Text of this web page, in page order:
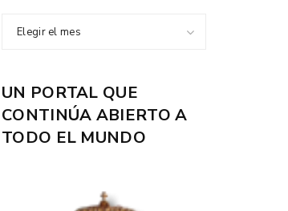
Elegir el mes
UN PORTAL QUE
CONTINÚA ABIERTO A
TODO EL MUNDO